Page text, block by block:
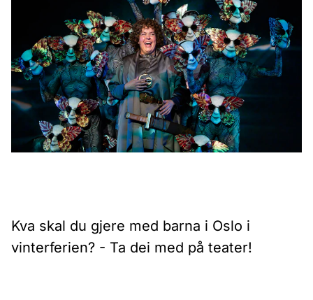
Kva skal du gjere med barna i Oslo i
vinterferien? - Ta dei med på teater!